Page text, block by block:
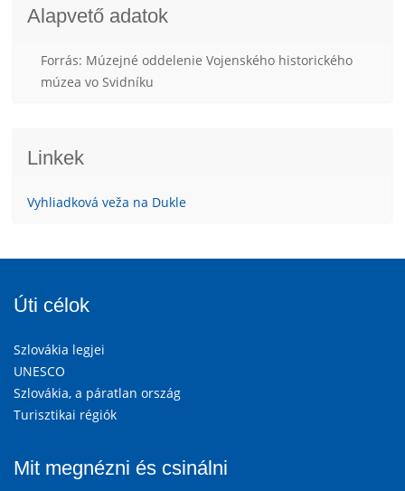
Alapvető adatok
Forrás: Múzejné oddelenie Vojenského historického
múzea vo Svidníku
Linkek
Vyhliadková veža na Dukle
Úti célok
Szlovákia legjei
UNESCO
Szlovákia, a páratlan ország
Turisztikai régiók
Mit megnézni és csinálni